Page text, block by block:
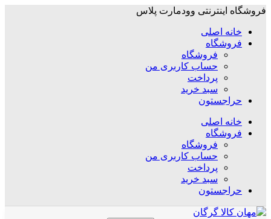
فروشگاه اینترنتی وودمارت پلاس
خانه اصلی
فروشگاه
فروشگاه
حساب کاربری من
پرداخت
سبد خرید
حراجستون
خانه اصلی
فروشگاه
فروشگاه
حساب کاربری من
پرداخت
سبد خرید
حراجستون